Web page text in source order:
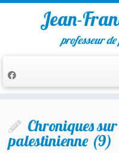
contenu
Jean-
professeur
Chroniques
palestinienne (9)